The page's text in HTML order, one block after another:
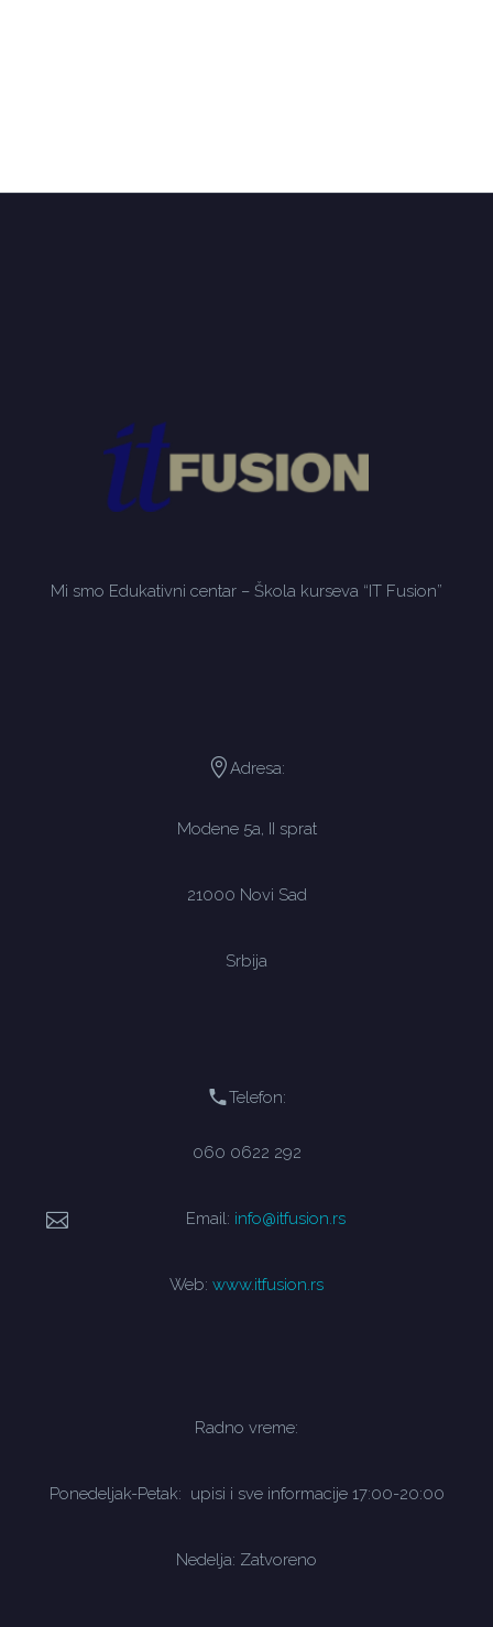
Mi smo Edukativni centar – Škola kurseva “IT Fusion”
Adresa:
Modene 5a, II sprat
21000 Novi Sad
Srbija
Telefon:
060 0622 292
Email: info@itfusion.rs
Web: www.itfusion.rs
Radno vreme:
Ponedeljak-Petak: upisi i sve informacije 17:00-20:00
Nedelja: Zatvoreno